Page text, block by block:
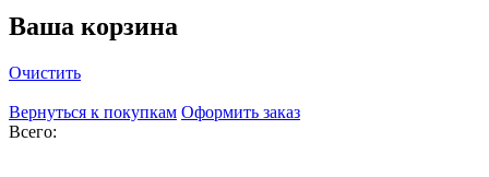
Ваша корзина
Очистить
Вернуться к покупкам Оформить заказ
Всего: